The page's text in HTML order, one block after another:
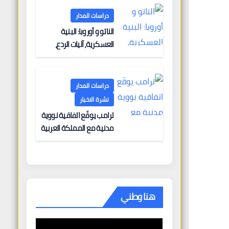
دراسات المدار
الناتو و أوروبا: البنية
العسكرية، آليات الردع،
دراسات المدار
نشرة الاخبار
ترامب يوقّع اتفاقية نووية
مدنية مع المملكة العربية
وباكستان تطلب 10 مليارات
دولار مقابل وساطتها في
إيران هنا وطني